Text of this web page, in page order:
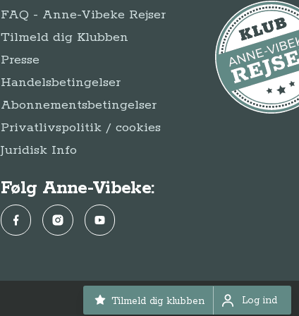
Tilmeld dig klubben Log ind
Log ind
FAQ - Anne-Vibeke Rejser
Tilmeld dig Klubben
Presse
Handelsbetingelser
Abonnementsbetingelser
Privatlivspolitik / cookies
Juridisk Info
Følg Anne-Vibeke:
FacebookInstagramYouTube
© Anne-Vibeke Rejser 2026